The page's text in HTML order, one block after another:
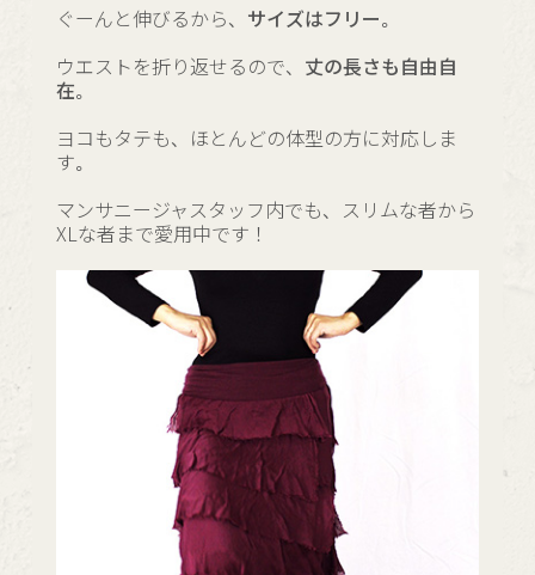
ぐーんと伸びるから、 サイズはフリー。
ウエストを折り返せるので、 丈の長さも自由自
在。
ヨコもタテも、ほとんどの体型の方に対応しま
す。
マンサニージャスタッフ内でも、スリムな者から
XLな者まで愛用中です！